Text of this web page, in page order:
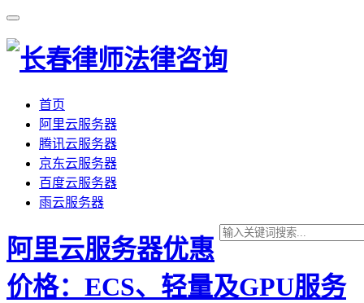
首页
阿里云服务器
腾讯云服务器
京东云服务器
百度云服务器
雨云服务器
阿里云服务器优惠
价格：ECS、轻量及GPU服务